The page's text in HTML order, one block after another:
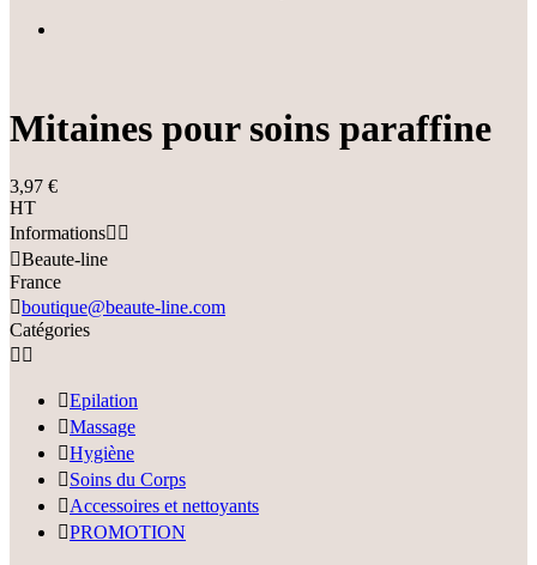
Mitaines pour soins paraffine
3,97 €
HT
Informations 
Beaute-line
France
boutique@beaute-line.com
Catégories
 
Epilation
Massage
Hygiène
Soins du Corps
Accessoires et nettoyants
PROMOTION